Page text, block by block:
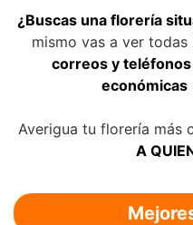
¿Buscas una florería
mismo vas a ver todas
correos y
económicas
Averigua tu florería más
A